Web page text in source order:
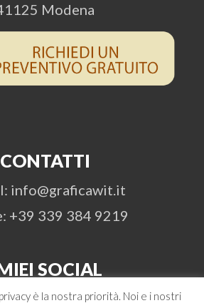
Modena
CONTATTI
info@graficawit.it
+39 339 384 9219
SOCIAL
è la nostra priorità. Noi e i nostri